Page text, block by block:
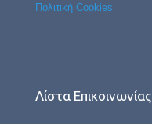
Πολιτική Cookies
Λίστα Επικοινωνίας